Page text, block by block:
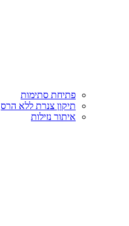
פתיחת סתימות
תיקון צנרת ללא הרס
איתור נזילות